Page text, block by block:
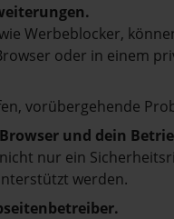
Werbeblocker,
oder in einem
vorübergehende
und dein
nur ein
werden.